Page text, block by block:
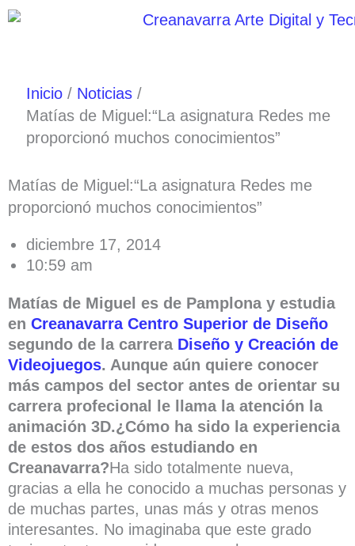
Ir
Inicio
Noticias
Matías de Miguel:“La asignatura Redes me
proporcionó muchos conocimientos”
Matías de Miguel:“La asignatura Redes me
proporcionó muchos conocimientos”
diciembre 17, 2014
10:59 am
Matías de Miguel es de Pamplona y estudia
en Creanavarra Centro Superior de Diseño
segundo de la carrera Diseño y Creación de
Videojuegos. Aunque aún quiere conocer
más campos del sector antes de orientar su
carrera profecional le llama la atención la
animación 3D.¿Cómo ha sido la experiencia
de estos dos años estudiando en
Creanavarra?Ha sido totalmente nueva,
gracias a ella he conocido a muchas personas y
de muchas partes, unas más y otras menos
interesantes. No imaginaba que este grado